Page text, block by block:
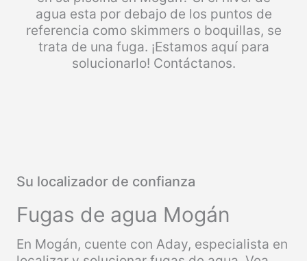
agua esta por debajo de los puntos de
referencia como skimmers o boquillas, se
trata de una fuga. ¡Estamos aquí para
solucionarlo! Contáctanos.
Su localizador de confianza
Fugas de agua Mogán
En Mogán, cuente con Aday, especialista en